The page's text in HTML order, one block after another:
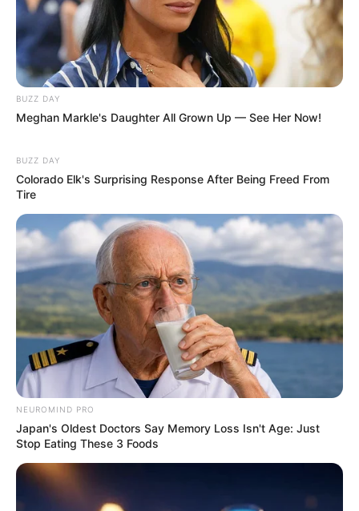
BUZZ DAY
Meghan Markle's Daughter All Grown Up — See Her Now!
BUZZ DAY
Colorado Elk's Surprising Response After Being Freed From
Tire
NEUROMIND PRO
Japan's Oldest Doctors Say Memory Loss Isn't Age: Just
Stop Eating These 3 Foods